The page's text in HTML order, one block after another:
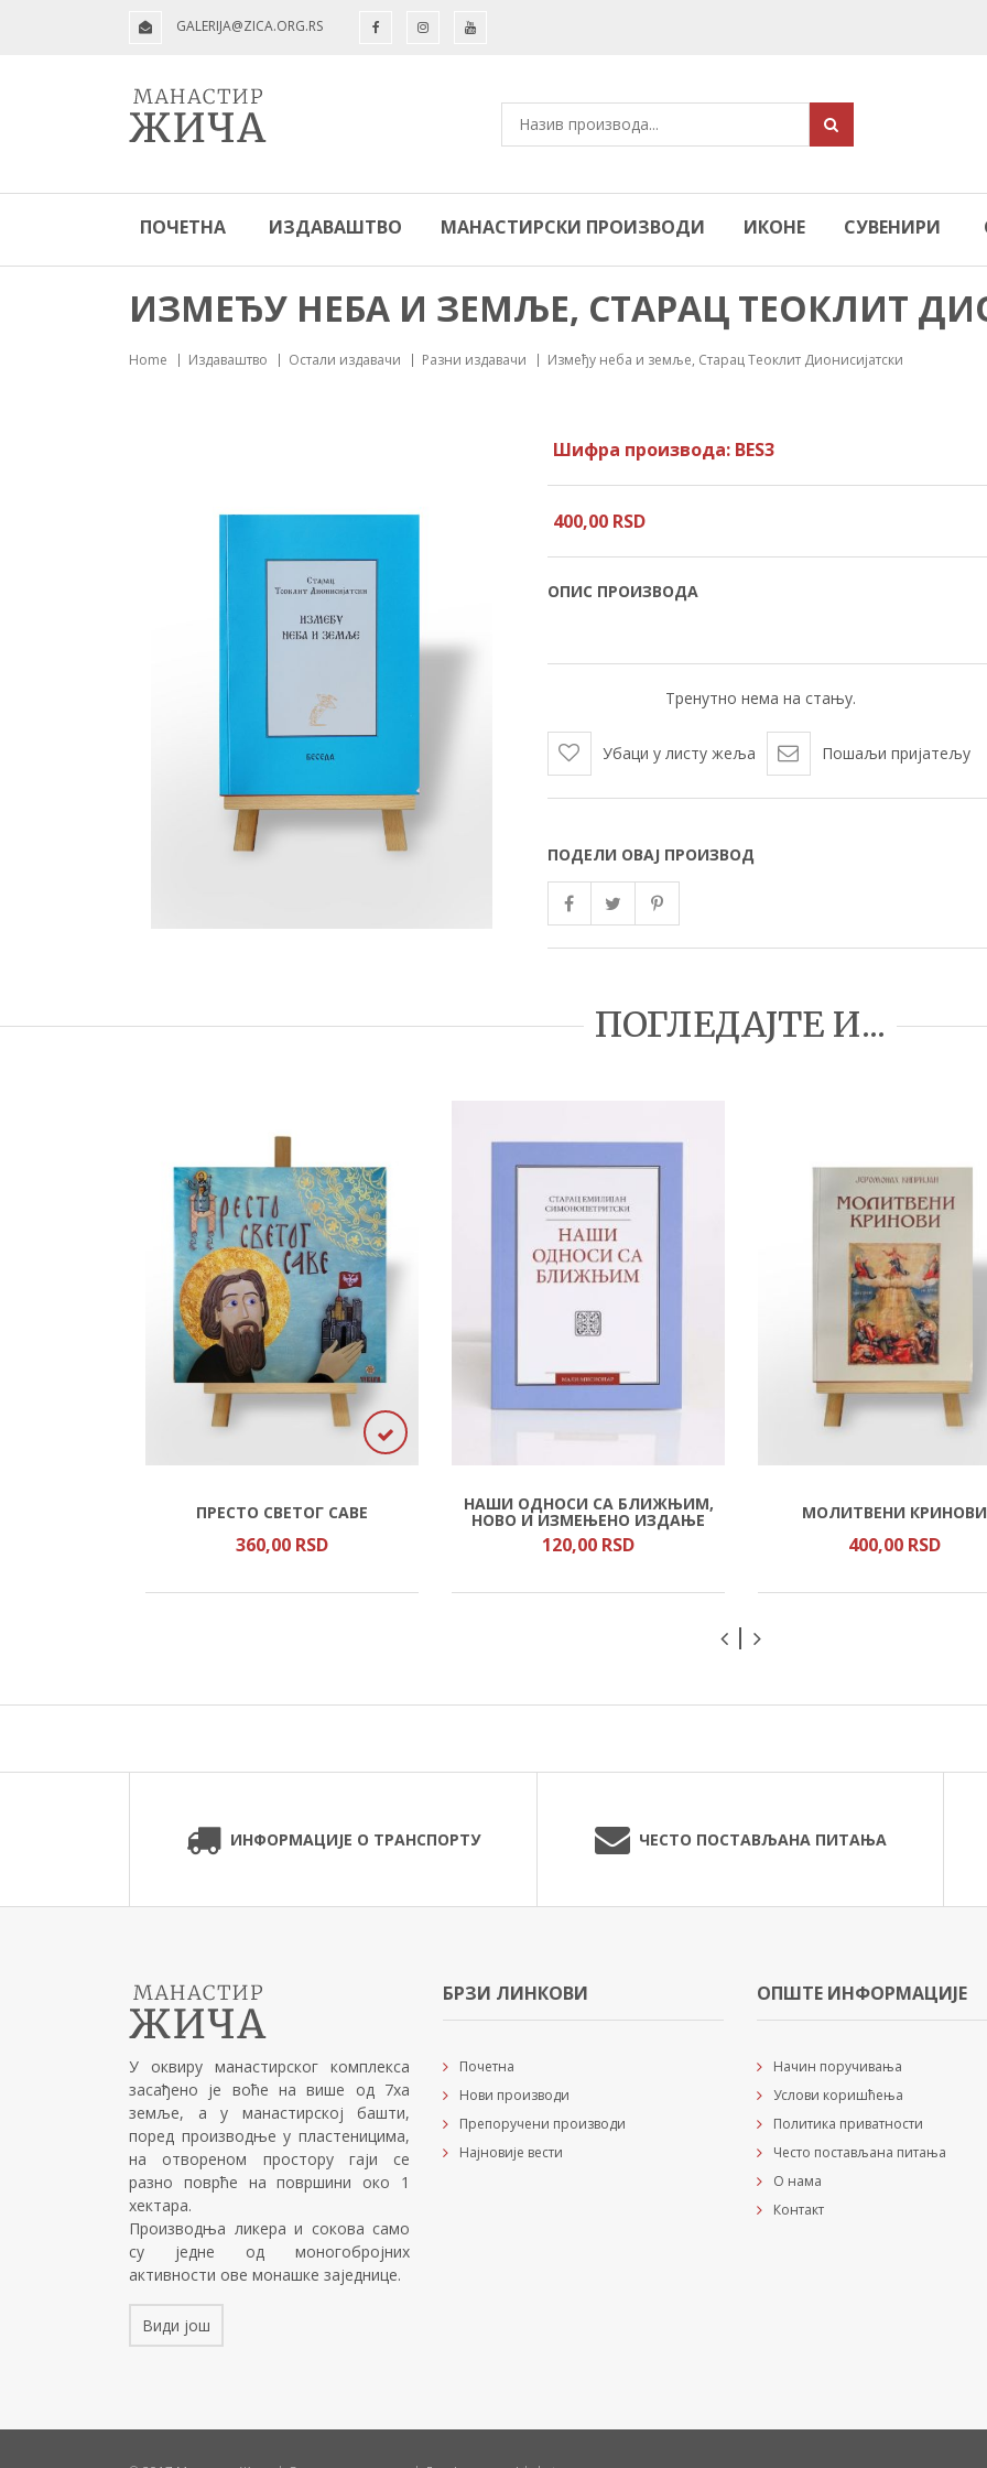
GALERIJA@ZICA.ORG.RS
ПОЧЕТНА ИЗДАВАШТВО МАНАСТИРСКИ ПРОИЗВОДИ ИКОНЕ СУВЕНИРИ
ИЗМЕЂУ НЕБА И ЗЕМЉЕ, СТАРАЦ ТЕОКЛИТ
Home Издаваштво Остали издавачи Разни издавачи Између неба и земље, Старац Теоклит Дионисијатски
Шифра производа: BES3
400,00 RSD
ОПИС ПРОИЗВОДА
Тренутно нема на стању.
Убаци у листу жеља Пошаљи пријатељу
ПОДЕЛИ ОВАЈ ПРОИЗВОД
ПОГЛЕДАЈТЕ И...
ПРЕСТО СВЕТОГ САВЕ
360,00 RSD
НАШИ ОДНОСИ СА БЛИЖЊИМ,
НОВО И ИЗМЕЊЕНО ИЗДАЊЕ
120,00 RSD
МОЛИТВЕНИ КРИНОВИ
400,00 RSD
ИНФОРМАЦИЈЕ О ТРАНСПОРТУ ЧЕСТО ПОСТАВЉАНА ПИТАЊА
У оквиру манастирског комплекса
засађено је воће на више од 7ха
земље, а у манастирској башти,
поред производње у пластеницима,
на отвореном простору гаји се
разно поврће на површини око 1
хектара.
Производња ликера и сокова само
су једне од моногобројних
активности ове монашке заједнице.
Види још
БРЗИ ЛИНКОВИ
Почетна
Нови производи
Препоручени производи
Најновије вести
ОПШТЕ ИНФОРМАЦИЈЕ
Начин поручивања
Услови коришћења
Политика приватности
Често постављана питања
О нама
Контакт